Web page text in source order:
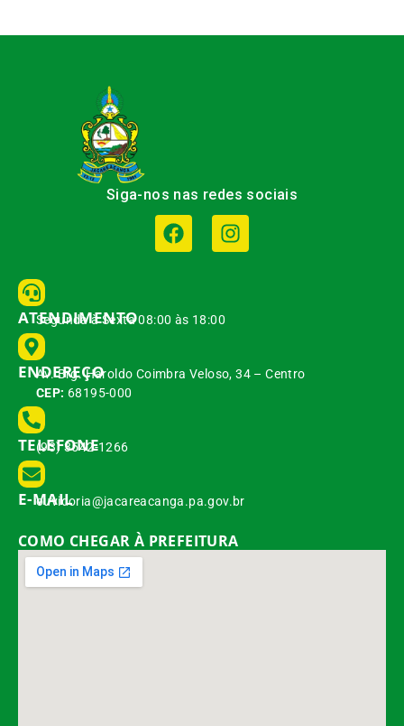
Siga-nos nas redes sociais
ATENDIMENTO
Segunda à Sexta 08:00 às 18:00
ENDEREÇO
Av. Brg. Haroldo Coimbra Veloso, 34 – Centro
CEP: 68195-000
TELEFONE
(93) 3542-1266
E-MAIL
ouvidoria@jacareacanga.pa.gov.br
COMO CHEGAR À PREFEITURA